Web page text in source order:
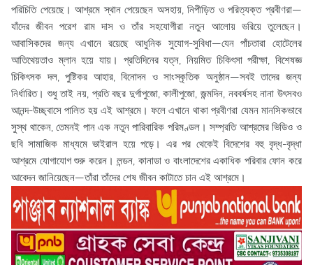
পরিচিতি পেয়েছে। আশ্রমে স্থান পেয়েছেন অসহায়, নিপীড়িত ও পরিত্যক্ত প্রবীণরা—
যাঁদের জীবন পরেশ রাম দাস ও তাঁর সহযোগীরা নতুন আলোয় ভরিয়ে তুলেছেন।
আবাসিকদের জন্য এখানে রয়েছে আধুনিক সুযোগ-সুবিধা—যেন পাঁচতারা হোটেলের
আতিথেয়তাও ম্লান হয়ে যায়। প্রতিদিনের যত্ন, নিয়মিত চিকিৎসা পরীক্ষা, বিশেষজ্ঞ
চিকিৎসক দল, পুষ্টিকর আহার, বিনোদন ও সাংস্কৃতিক অনুষ্ঠান—সবই তাদের জন্য
নির্ধারিত। শুধু তাই নয়, প্রতি বছর দুর্গাপুজো, কালীপুজো, জন্মদিন, নববর্ষসহ নানা উৎসবও
আনন্দ-উচ্ছ্বাসে পালিত হয় এই আশ্রমে। ফলে এখানে থাকা প্রবীণরা যেমন মানসিকভাবে
সুস্থ থাকেন, তেমনই পান এক নতুন পারিবারিক পরিমণ্ডল। সম্প্রতি আশ্রমের ভিডিও ও
ছবি সামাজিক মাধ্যমে ভাইরাল হয়ে পড়ে। এর পর থেকেই বিদেশের বহু বৃদ্ধ-বৃদ্ধা
আশ্রমে যোগাযোগ শুরু করেন। লন্ডন, কানাডা ও বাংলাদেশের একাধিক পরিবার ফোন করে
আবেদন জানিয়েছেন—তাঁরা তাঁদের শেষ জীবন কাটাতে চান এই আশ্রমে।